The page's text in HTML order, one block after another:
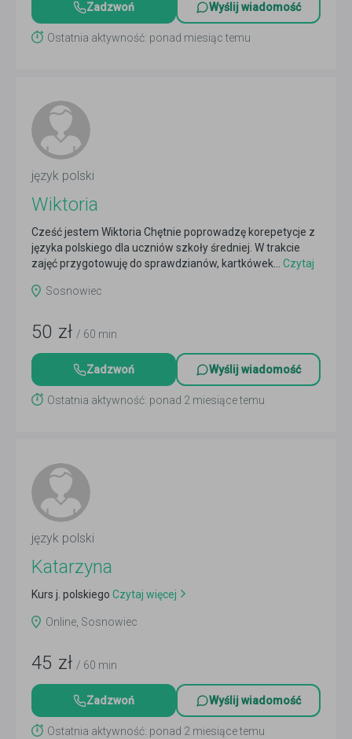
Zadzwoń Wyślij wiadomość
Ostatnia aktywność: ponad miesiąc temu
język polski
Wiktoria
Cześć jestem Wiktoria Chętnie poprowadzę korepetycje z
języka polskiego dla uczniów szkoły średniej. W trakcie
zajęć przygotowuję do sprawdzianów, kartkówek... Czytaj
Sosnowiec
50 zł / 60 min
Zadzwoń Wyślij wiadomość
Ostatnia aktywność: ponad 2 miesiące temu
język polski
Katarzyna
Kurs j. polskiego Czytaj więcej
Online, Sosnowiec
45 zł / 60 min
Zadzwoń Wyślij wiadomość
Ostatnia aktywność: ponad 2 miesiące temu